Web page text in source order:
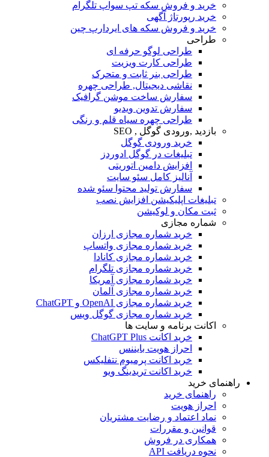
خرید و فروش سکه تپ سواپ تلگرام
خرید رپورتاژ آگهی
خرید و فروش سکه های ایردارپ چین
طراحی
طراحی لوگو حرفه ای
طراحی کارت ویزیت
طراحی بنر ثابت و متحرک
نقاشی دیجیتال, طراحی چهره
سفارش ساخت موشن گرافیک
سفارش تدوین ویدیو
طراحی چهره سیاه قلم و رنگی
بازدید ,ورودی گوگل , SEO
خرید ورودی گوگل
تبلیغات در گوگل ادوردز
افزایش دامین اتوریتی
آنالیز کامل سئو سایت
سفارش تولید محتوا سئو شده
تبلیغات اپلیکیشن افزایش نصب
ثبت مکان و لوکیشن
شماره مجازی
خرید شماره مجازی ارزان
خرید شماره مجازی واتساپ
خرید شماره مجازی کانادا
خرید شماره مجازی تلگرام
خرید شماره مجازی آمریکا
خرید شماره مجازی آلمان
خرید شماره مجازی OpenAI و ChatGPT
خرید شماره مجازی گوگل ویس
اکانت برنامه و سایت ها
خرید اکانت ChatGPT Plus
احراز هویت بایننس
خرید اکانت پرمیوم نتفلیکس
خرید اکانت تریدینگ ویو
راهنمای خرید
راهنمای خرید
احراز هویت
نماد اعتماد و رضایت مشتریان
قوانین و مقررات
همکاری در فروش
نحوه دریافت API